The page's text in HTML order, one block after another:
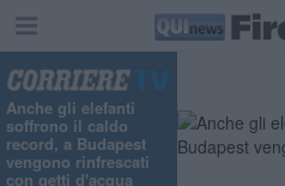
Anche gli elefanti
soffrono il caldo
record, a Budapest
vengono rinfrescati
con getti d'acqua